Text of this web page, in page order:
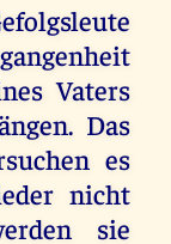
Vaters
Das
es
nicht
sie